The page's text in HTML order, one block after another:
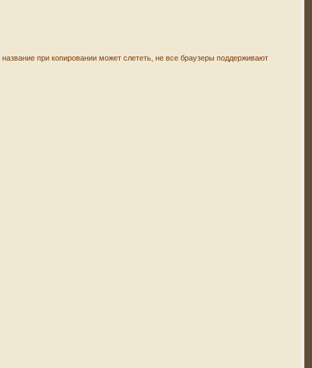
при копировании может слететь, не все браузеры поддерживают